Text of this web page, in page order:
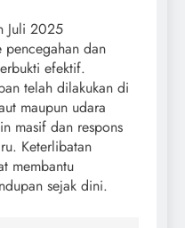
Juli 2025
pencegahan dan
efektif.
telah dilakukan di
maupun udara
masif dan respons
Keterlibatan
membantu
sejak dini.